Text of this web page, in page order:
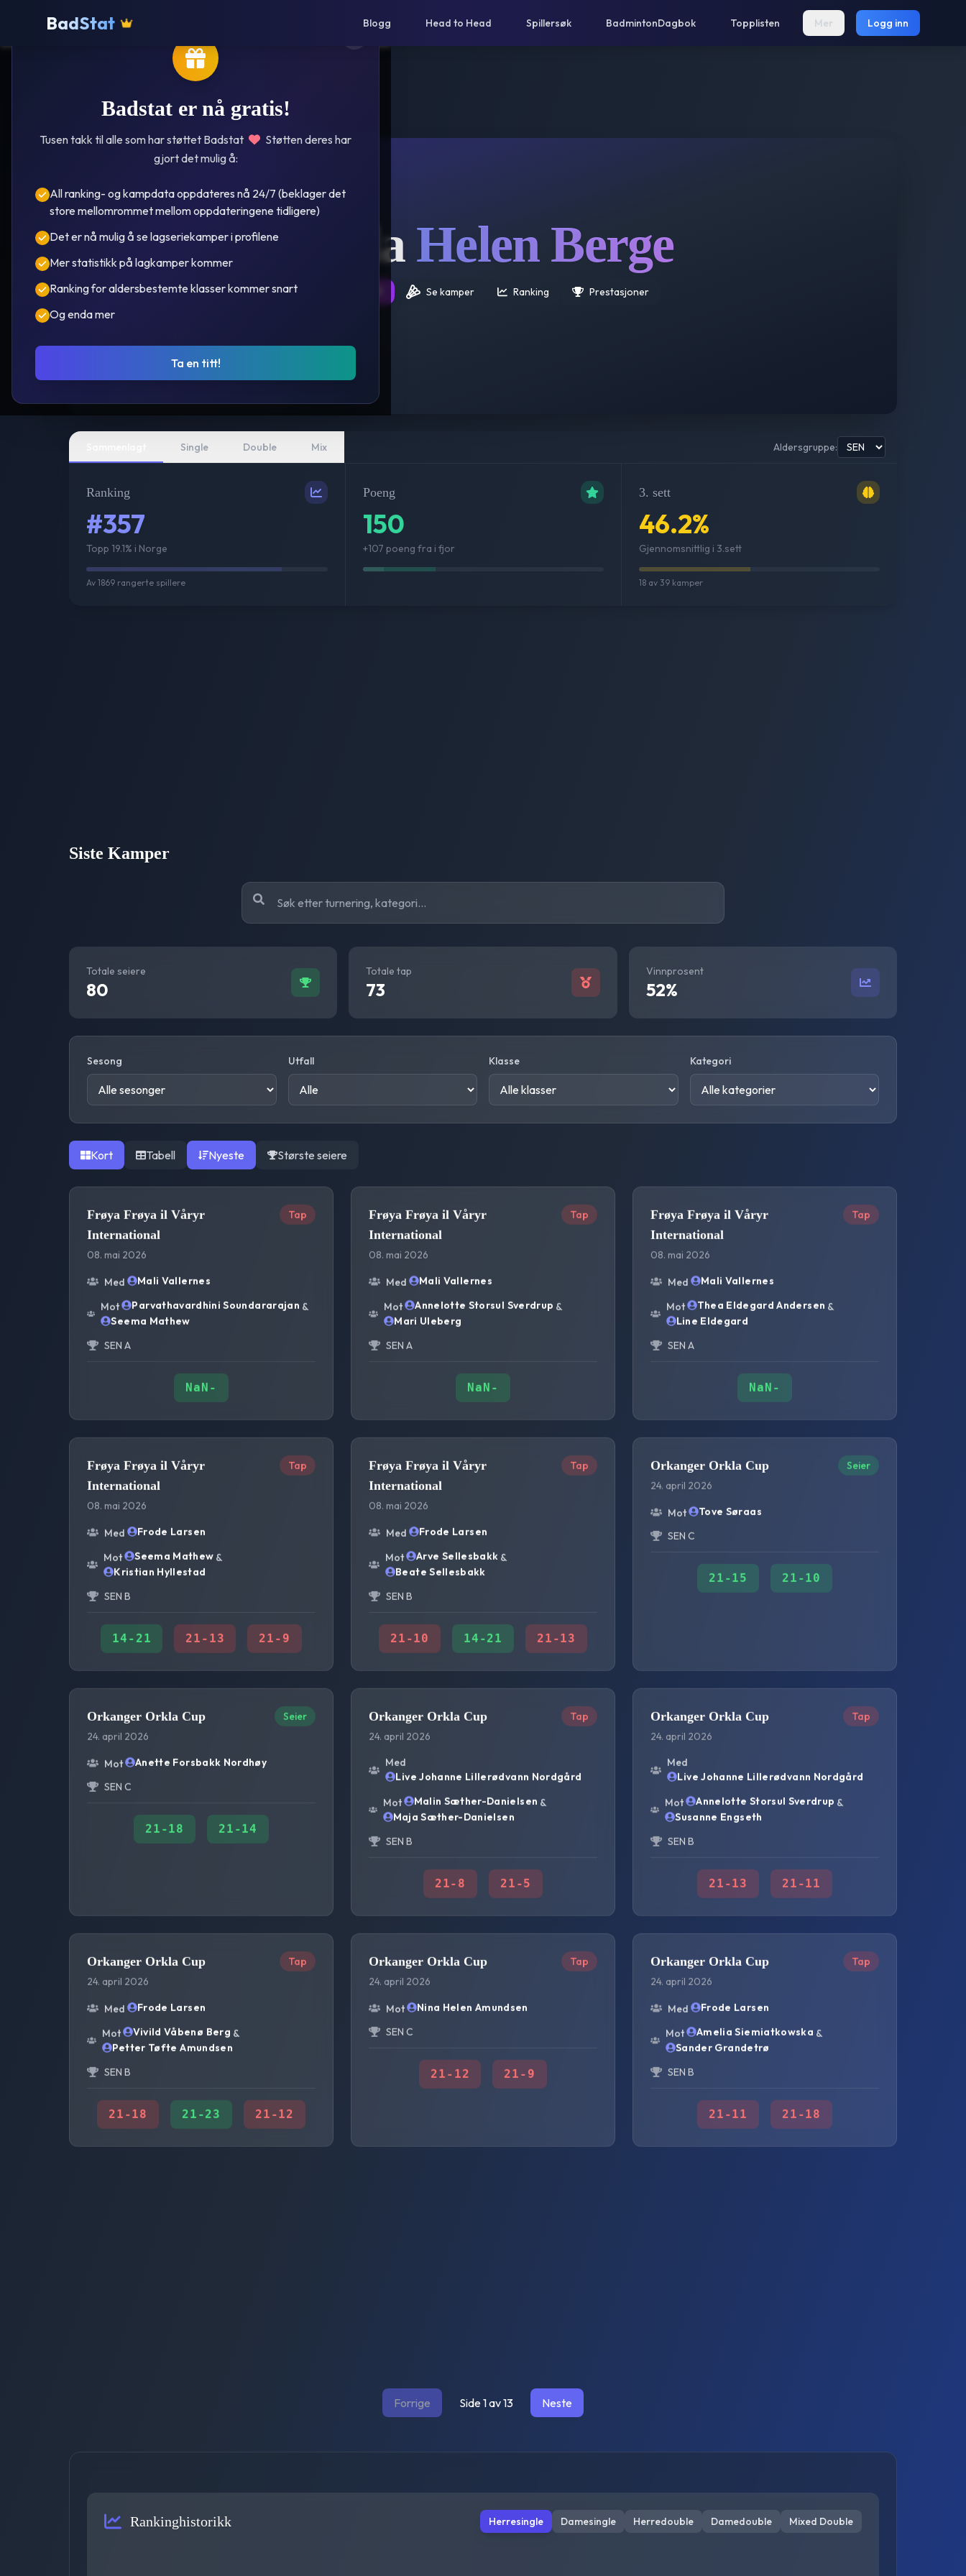
Badstat er nå gratis!
Tusen takk til alle som har støttet Badstat
Støtten deres har
gjort det mulig å:
All ranking- og kampdata oppdateres nå 24/7 (beklager det
store mellomrommet mellom oppdateringene tidligere)
Det er nå mulig å se lagseriekamper i profilene
Mer statistikk på lagkamper kommer
Ranking for aldersbestemte klasser kommer snart
Og enda mer
Ta en titt!
BadStat Blogg Head to Head Spillersøk BadmintonDagbok Topplisten Mer Logg inn
Wanda Helen Berge
År i oversikt 25/26 🌟 Se kamper Ranking Prestasjoner
Single Double Mix Aldersgruppe:
Ranking
#357
Topp 19.1% i Norge
Av 1869 rangerte spillere
Poeng
150
+107 poeng fra i fjor
3. sett
46.2%
Gjennomsnittlig i 3.sett
18 av 39 kamper
Siste Kamper
Totale seiere
80
Totale tap
73
Vinnprosent
52%
Sesong Utfall Klasse Kategori
Kort Tabell Nyeste Største seiere
Frøya Frøya il Våryr
International
08. mai 2026
Tap
Med
Mali Vallernes
Mot
Parvathavardhini Soundararajan &
Seema Mathew
SEN A
NaN -
Frøya Frøya il Våryr
International
08. mai 2026
Tap
Med
Mali Vallernes
Mot
Annelotte Storsul Sverdrup &
Mari Uleberg
SEN A
NaN -
Frøya Frøya il Våryr
International
08. mai 2026
Tap
Med
Mali Vallernes
Mot
Thea Eldegard Andersen &
Line Eldegard
SEN A
NaN -
Frøya Frøya il Våryr
International
08. mai 2026
Tap
Med
Frode Larsen
Mot
Seema Mathew &
Kristian Hyllestad
SEN B
14 - 21 21 - 13 21 - 9
Frøya Frøya il Våryr
International
08. mai 2026
Tap
Med
Frode Larsen
Mot
Arve Sellesbakk &
Beate Sellesbakk
SEN B
21 -10 14 -21 21 -13
Orkanger Orkla Cup
24. april 2026
Seier
Mot
Tove Søraas
SEN C
21 -15 21 -10
Orkanger Orkla Cup
24. april 2026
Seier
Mot
Anette Forsbakk Nordhøy
SEN C
21 -18 21 -14
Orkanger Orkla Cup
24. april 2026
Tap
Med
Live Johanne Lillerødvann Nordgård
Mot
Malin Sæther-Danielsen &
Maja Sæther-Danielsen
SEN B
21- 8 21 -5
Orkanger Orkla Cup
24. april 2026
Tap
Med
Live Johanne Lillerødvann Nordgård
Mot
Annelotte Storsul Sverdrup &
Susanne Engseth
SEN B
21 -13 21 -11
Orkanger Orkla Cup
24. april 2026
Tap
Med
Frode Larsen
Mot
Vivild Våbenø Berg &
Petter Tøfte Amundsen
SEN B
21 -18 21 -23 21 -12
Orkanger Orkla Cup
24. april 2026
Tap
Mot
Nina Helen Amundsen
SEN C
21 - 12 21 - 9
Orkanger Orkla Cup
24. april 2026
Tap
Med
Frode Larsen
Mot
Amelia Siemiatkowska &
Sander Grandetrø
SEN B
21 -11 21 -18
Forrige Side1av13 Neste
Rankinghistorikk Herresingle Damesingle Herredouble Damedouble Mixed Double